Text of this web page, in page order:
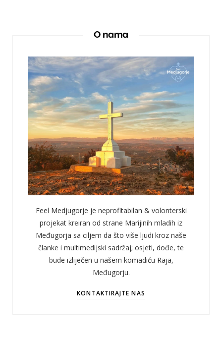
O nama
Feel Medjugorje je neprofitabilan & volonterski
projekat kreiran od strane Marijinih mladih iz
Međugorja sa ciljem da što više ljudi kroz naše
članke i multimedijski sadržaj; osjeti, dođe, te
bude izliječen u našem komadiću Raja,
Međugorju.
KONTAKTIRAJTE NAS